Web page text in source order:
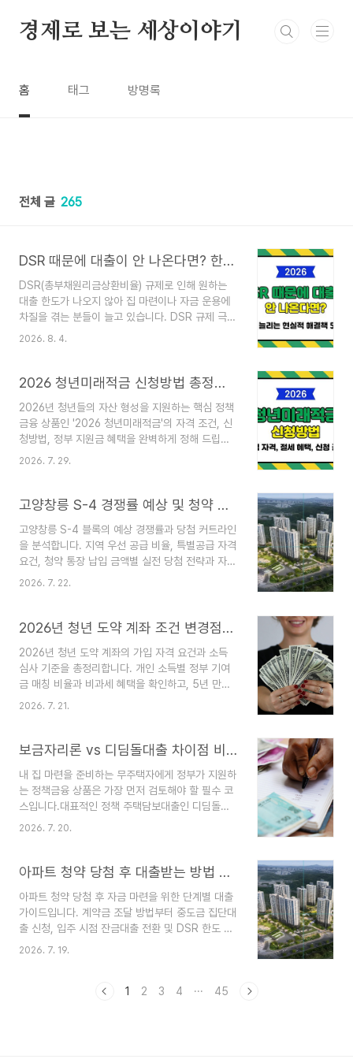
경제로 보는 세상이야기
홈 태그 방명록
전체 글 265
DSR 때문에 대출이 안 나온다면? 한도 늘리는 방법과 현실적 해결책 5가지
DSR(총부채원리금상환비율) 규제로 인해 원하는
대출 한도가 나오지 않아 집 마련이나 자금 운용에
차질을 겪는 분들이 늘고 있습니다. DSR 규제 극복
을 위한 현실적인 한도 증액법부터 2금융권 활용,
는 실전 노하우 5가지를 완벽하게 정리해 드립니다.
문제일까?최근 금융권의 대출 문턱이 높아진 가장
결정적인 원인은 단연 DSR 규제입니다. DSR은 연
소득 대비 1년 동안 상환해야 하는 모든 대출의 원
리금(원금+이자) 비율을 의미합니다.[이미지: DSR
2026. 8. 4.
2026 청년미래적금 신청방법 총정리: 가입 자격부터 절세 혜택, 신청 꿀팁까지
2026년 청년들의 자산 형성을 지원하는 핵심 정책
금융 상품인 '2026 청년미래적금'의 자격 조건, 신
청방법, 정부 지원금 혜택을 완벽하게 정해 드립니
다. 매월 일정 금액을 저축하면 정부 매칭 지원금과
할 수 있으니, 본 포스팅의 가이드를 따라 1분 만에
청년미래적금이란? (개요 및 혜택)2026 청년미래
적금은 고금리와 물가 상승 속에서 청년층의 장기
자산 형성을 돕기 위해 출시된 정부 지원형 적금 상
품입니다. 기존 청년 도약계좌나 희망적금의 단점을
2..
2026. 7. 29.
고양창릉 S-4 경쟁률 예상 및 청약 당첨을 위한 핵심 전략
고양창릉 S-4 블록의 예상 경쟁률과 당첨 커트라인
을 분석합니다. 지역 우선 공급 비율, 특별공급 자격
요건, 청약 통장 납입 금액별 실전 당첨 전략과 자금
준비 방법까지 완벽하게 정리해 드립니다. 3기 신도
지역입니다.그중에서도 S-4 블록은 뛰어난 입지 조
점자들의 집중 지원이 예상되는 곳입니다.청약 신청
전 예상 경쟁률을 가늠해 보고, 본인의 가점과 자격
요건에 맞는 철저한 당첨 전략을 세우는 것이 무엇
보다 중요합니다.고양창릉 S-4 입지적 특징과 청약
이유..
2026. 7. 22.
2026년 청년 도약 계좌 조건 변경점과 중도 해지 불이익 방지법
2026년 청년 도약 계좌의 가입 자격 요건과 소득
심사 기준을 총정리합니다. 개인 소득별 정부 기여
금 매칭 비율과 비과세 혜택을 확인하고, 5년 만기
완주를 위한 중도 담보대출 활용법 및 특별해지 조
만기 시 최대 5,000만 원 안팎의 목돈을 마련할 수
하면 개인 소득 수준에 따라 정부 기여금을 더해주
고, 이자에 대한 비과세 혜택까지 제공하여 시중 상
품보다 수익률이 압도적으로 높습니다.정부 정책 변
화에 맞춰 매년 세부적인 가입 기준과 혜택이 보완
확인해야 합니다...
2026. 7. 21.
보금자리론 vs 디딤돌대출 차이점 비교, 나에게 맞는 정책자금 선택 기준
내 집 마련을 준비하는 무주택자에게 정부가 지원하
는 정책금융 상품은 가장 먼저 검토해야 할 필수 코
스입니다.대표적인 정책 주택담보대출인 디딤돌대
출과 보금자리론은 시중은행보다 금리가 낮아 이자
이기 때문에 나의 상황에 맞는 상품을 정확히 골라
있도록 두 자금의 핵심 차이점과 선택 기준을 알기
쉽게 정리해 드립니다.소득과 자산 기준에 따른 신
청 자격 비교디딤돌대출의 엄격한 자격 요건디딤돌
대출은 서민층의 주거 안정을 목적으로 하므로 신청
부부 등 조건에 따라 최대 8..
2026. 7. 20.
아파트 청약 당첨 후 대출받는 방법 총정리: 시기별 준비 사항
아파트 청약 당첨 후 자금 마련을 위한 단계별 대출
가이드입니다. 계약금 조달 방법부터 중도금 집단대
출 신청, 입주 시점 잔금대출 전환 및 DSR 한도 주
의사항까지 2026년 최신 기준에 맞춰 명확하게 정
잠시, 분양가를 어떻게 납부해야 할지 자금 마련 계
2026. 7. 19.
1 2 3 4 ··· 45